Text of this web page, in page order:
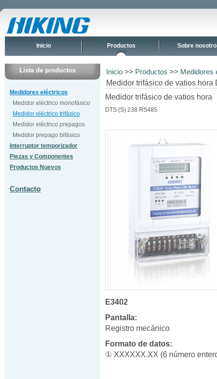
Inicio Productos Sobre
Lista de productos
Medidores eléctricos
Medidor eléctrico monofásico
Medidor eléctrico trifásico
Medidor eléctrico prepagos
Medidor prepago bifásico
Interruptor temporizador
Piezas y Componentes
Productos Nuevos
Contacto
Inicio >> Productos >> Medidores
Medidor trifásico de vatios hora
Medidor trifásico de vatios hora
DTS (S) 238 RS485
E3402
Pantalla:
Registro mecánico
Formato de datos:
① XXXXXX.XX (6 número